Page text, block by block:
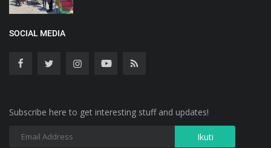
SOCIAL MEDIA
Subscribe here to get interesting stuff and updates!